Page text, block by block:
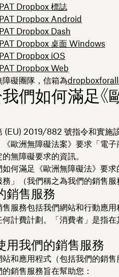
Dropbox 標誌
Dropbox Android
Dropbox Dash
Dropbox 桌面 Windows
Dropbox iOS
Dropbox Web
障礙團隊，信箱為
們如何滿足《
(EU) 2019/882 號指令和實施
《歐洲無障礙法案》要求「電
無障礙要求的資訊。
如何滿足《歐洲無障礙法》要
」（我們稱之為我們的銷售服
銷售服務
售服務包括我們網站和行動應
何計費計劃。「消費者」是指
用我們的銷售服務
站和應用程式（包括我們的銷
的銷售服務旨在幫助您：